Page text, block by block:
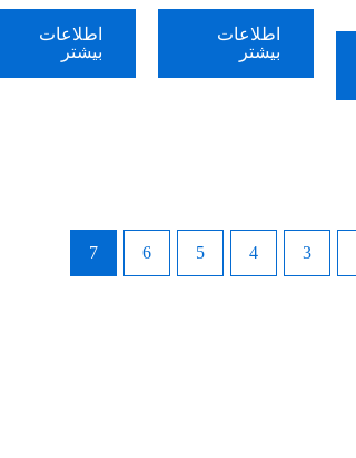
اطلاعات
بیشتر
اطلاعات
بیشتر
3
4
5
6
7